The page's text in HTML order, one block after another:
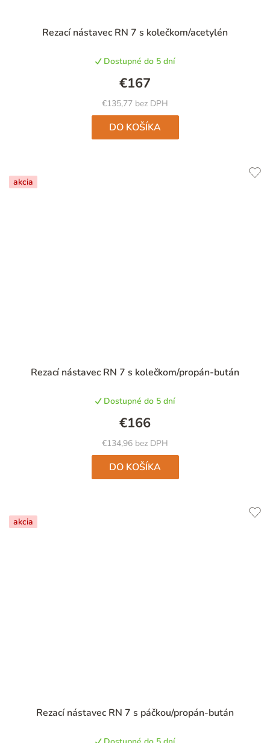
Rezací nástavec RN 7 s kolečkom/acetylén
Dostupné do 5 dní
€135,77 bez DPH
€167
DO KOŠÍKA
akcia
Rezací nástavec RN 7 s kolečkom/propán-bután
Dostupné do 5 dní
€134,96 bez DPH
€166
DO KOŠÍKA
akcia
Rezací nástavec RN 7 s páčkou/propán-bután